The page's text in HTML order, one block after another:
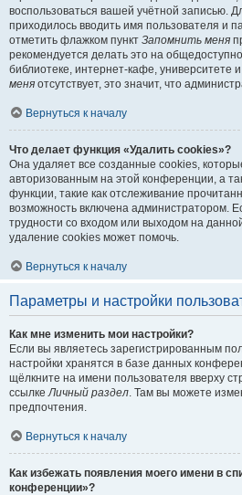
воспользоваться вашей учётной записью.
приходилось вводить имя пользователя и
отметить флажком пункт Запомнить меня
рекомендуется делать это на
библиотеке, интернет-кафе, университете и
меня отсутствует, это значит, что
Вернуться к началу
Что делает функция «Удалить cookies»?
Она удаляет все созданные cookies,
авторизованным на этой конференции, а
функции, такие как отслеживание
возможность включена администратором.
трудности со входом или выходом на
удаление cookies может помочь.
Вернуться к началу
Параметры и настройки
Как мне изменить мои настройки?
Если вы являетесь зарегистрированным
настройки хранятся в базе данных
щёлкните на имени пользователя вверху
ссылкеЛичный раздел. Там вы можете
предпочтения.
Вернуться к началу
Как избежать появления моего имени в
конференции»?